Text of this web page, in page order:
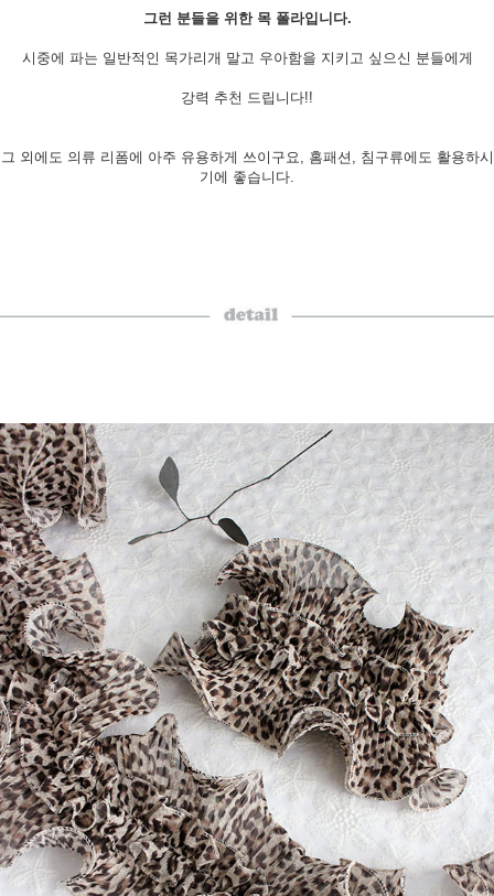
그런 분들을 위한 목 폴라입니다.
시중에 파는 일반적인 목가리개 말고 우아함을 지키고 싶으신 분들에게
강력 추천 드립니다!!
그 외에도 의류 리폼에 아주 유용하게 쓰이구요, 홈패션, 침구류에도 활용하시
기에 좋습니다.